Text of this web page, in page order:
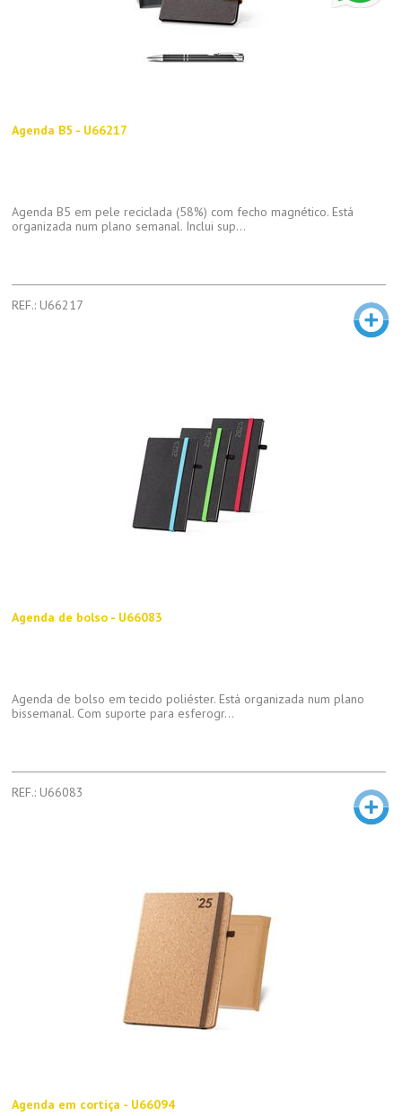
Agenda B5 - U66217
Agenda B5 em pele reciclada (58%) com fecho magnético. Está
organizada num plano semanal. Inclui sup...
REF.: U66217
Agenda de bolso - U66083
Agenda de bolso em tecido poliéster. Está organizada num plano
bissemanal. Com suporte para esferogr...
REF.: U66083
Agenda em cortiça - U66094